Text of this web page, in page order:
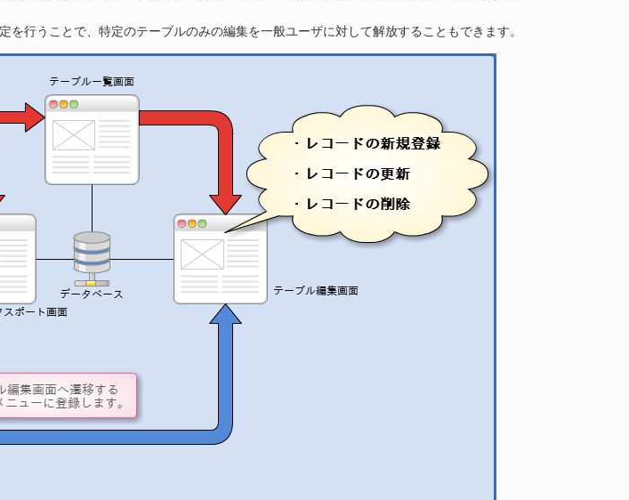
を行うことで、特定のテーブルのみの編集を一般ユーザに対して解放することもできます。